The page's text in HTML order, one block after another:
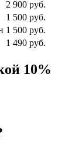
2 900 руб.
1 500 руб.
1 500 руб.
1 490 руб.
10%